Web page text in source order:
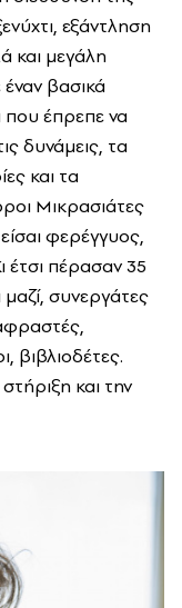
εξάντληση
και μεγάλη
έναν βασικά
έπρεπε να
δυνάμεις, τα
και τα
Μικρασιάτες
φερέγγυος,
έτσι πέρασαν 35
συνεργάτες
βιβλιοδέτες.
και την